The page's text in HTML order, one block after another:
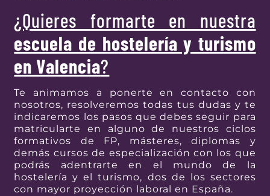
¿Quieres formarte en nuestra
escuela de hostelería y turismo
en Valencia?
Te animamos a ponerte en contacto con
nosotros, resolveremos todas tus dudas y te
indicaremos los pasos que debes seguir para
matricularte en alguno de nuestros ciclos
formativos de FP, másteres, diplomas y
demás cursos de especialización con los que
podrás adentrarte en el mundo de la
hostelería y el turismo, dos de los sectores
con mayor proyección laboral en España.